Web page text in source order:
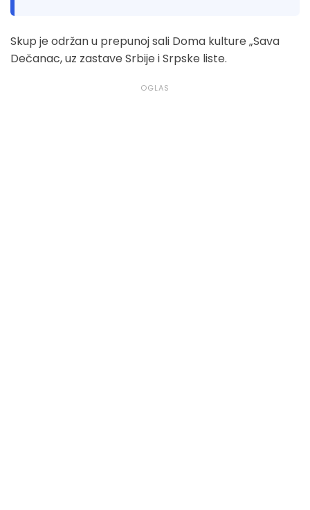
Skup je održan u prepunoj sali Doma kulture „Sava
Dečanac, uz zastave Srbije i Srpske liste.